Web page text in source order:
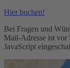
Hier buchen!
Bei Fragen und
Mail-Adresse ist vor
JavaScript